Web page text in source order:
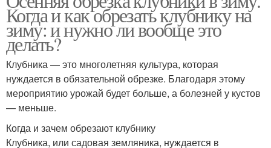
Когда и как обрезать клубнику на
зиму: и нужно ли вообще это
делать?
Клубника — это многолетняя культура, которая
нуждается в обязательной обрезке. Благодаря этому
мероприятию урожай будет больше, а болезней у кустов
— меньше.
Когда и зачем обрезают клубнику
Клубника, или садовая земляника, нуждается в